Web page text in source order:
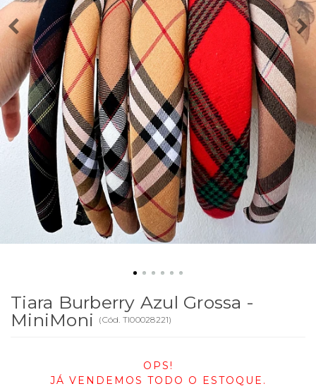
Tiara Burberry Azul Grossa -
MiniMoni
(Cód. TI00028221)
OPS!
JÁ VENDEMOS TODO O ESTOQUE.